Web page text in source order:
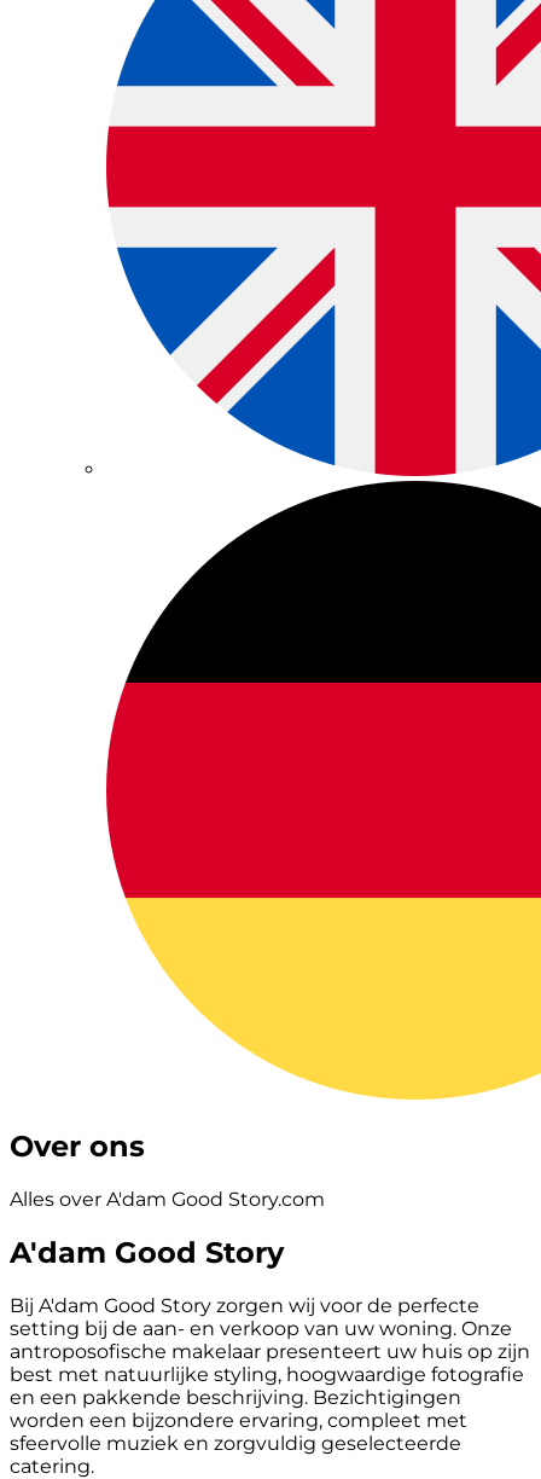
Over ons
Alles over A'dam Good Story.com
A'dam Good Story
Bij A'dam Good Story zorgen wij voor de perfecte
setting bij de aan- en verkoop van uw woning. Onze
antroposofische makelaar presenteert uw huis op zijn
best met natuurlijke styling, hoogwaardige fotografie
en een pakkende beschrijving. Bezichtigingen
worden een bijzondere ervaring, compleet met
sfeervolle muziek en zorgvuldig geselecteerde
catering.